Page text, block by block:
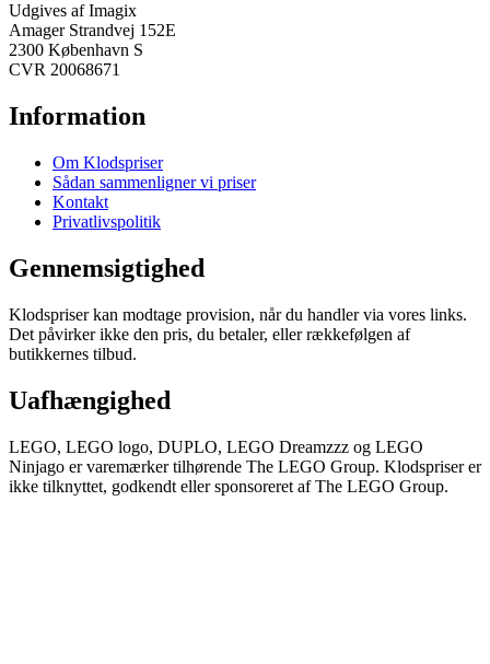
Udgives af Imagix
Amager Strandvej 152E
2300 København S
CVR 20068671
Information
Om Klodspriser
Sådan sammenligner vi priser
Kontakt
Privatlivspolitik
Gennemsigtighed
Klodspriser kan modtage provision, når du handler via vores links.
Det påvirker ikke den pris, du betaler, eller rækkefølgen af
butikkernes tilbud.
Uafhængighed
LEGO, LEGO logo, DUPLO, LEGO Dreamzzz og LEGO
Ninjago er varemærker tilhørende The LEGO Group. Klodspriser er
ikke tilknyttet, godkendt eller sponsoreret af The LEGO Group.